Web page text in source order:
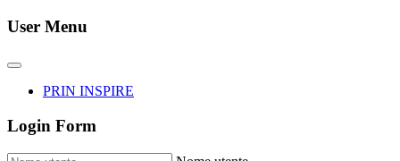
User Menu
PRIN INSPIRE
Login Form